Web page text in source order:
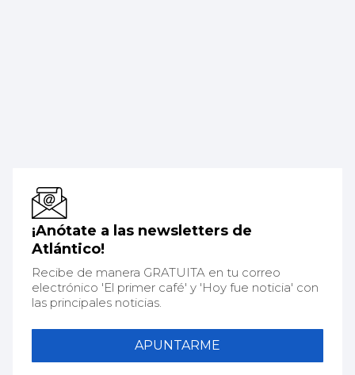
¡Anótate a las newsletters de
Atlántico!
Recibe de manera GRATUITA en tu correo
electrónico 'El primer café' y 'Hoy fue noticia' con
las principales noticias.
APUNTARME